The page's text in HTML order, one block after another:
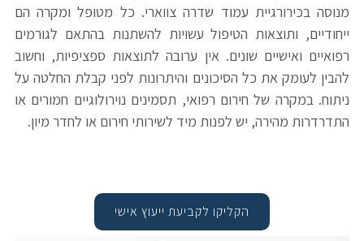
מנוסה בכירורגיית עמוד שדרה צווארי. כל מטופל ומקרה הם
ייחודיים, ותוצאות הטיפול עשויות להשתנות בהתאם לגורמים
רפואיים ואישיים שונים. אין ערובה לתוצאות ספציפיות, וחשוב
להבין לעומק את כל הסיכונים והיתרונות לפני קבלת החלטה על
ניתוח. במקרה של חירום רפואי, תסמינים נוירולוגיים חמורים או
התדרדרות מהירה, יש לפנות מיד לשירותי חירום או לחדר מיון.
הקליקו לקביעת ייעוץ אישי